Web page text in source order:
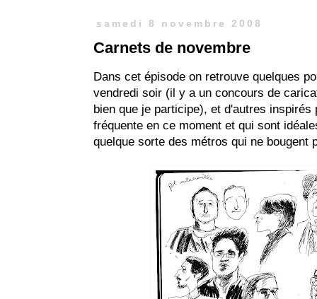
samedi 8 novembre 2008
Carnets de novembre
Dans cet épisode on retrouve quelques
vendredi soir (il y a un concours de
bien que je participe), et d'autres
fréquente en ce moment et qui sont
quelque sorte des métros qui ne bougent